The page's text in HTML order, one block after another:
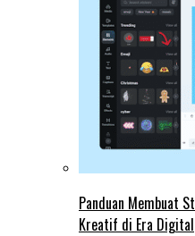
Panduan Membuat
Kreatif di Era Digital